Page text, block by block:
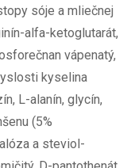
sóje a mliečnej
alfa-ketoglutarát,
vápenatý,
kyselina
L-alanín, glycín,
(5%
a steviol-